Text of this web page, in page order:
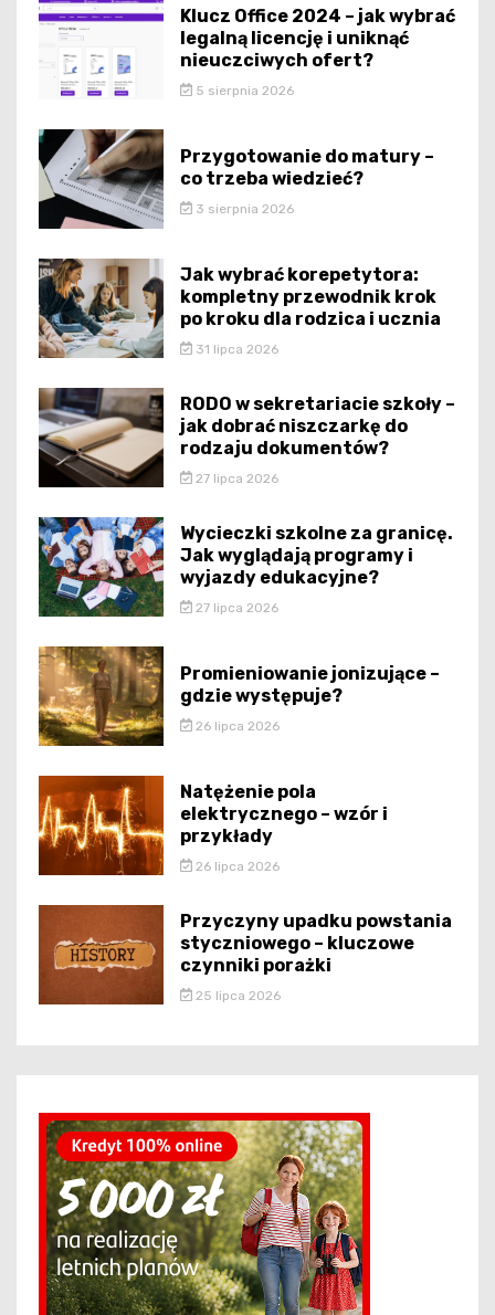
Klucz Office 2024 – jak wybrać
legalną licencję i uniknąć
nieuczciwych ofert?
5 sierpnia 2026
Przygotowanie do matury –
co trzeba wiedzieć?
3 sierpnia 2026
Jak wybrać korepetytora:
kompletny przewodnik krok
po kroku dla rodzica i ucznia
31 lipca 2026
RODO w sekretariacie szkoły –
jak dobrać niszczarkę do
rodzaju dokumentów?
27 lipca 2026
Wycieczki szkolne za granicę.
Jak wyglądają programy i
wyjazdy edukacyjne?
27 lipca 2026
Promieniowanie jonizujące –
gdzie występuje?
26 lipca 2026
Natężenie pola
elektrycznego – wzór i
przykłady
26 lipca 2026
Przyczyny upadku powstania
styczniowego – kluczowe
czynniki porażki
25 lipca 2026